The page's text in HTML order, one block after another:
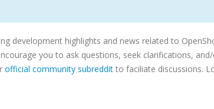
development highlights and news related to
you to ask questions, seek clarifications,
official community subredditto faciliate discussions.